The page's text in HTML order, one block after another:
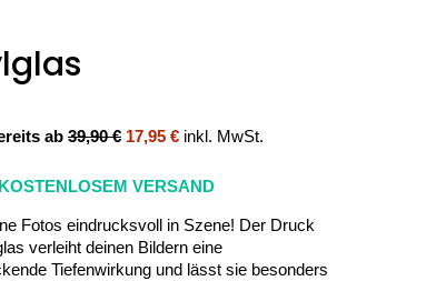
ab 39,90 € 17,95 € inkl. MwSt.
VERSAND
Fotos eindrucksvoll in Szene! Der Druck
verleiht deinen Bildern eine
Tiefenwirkung und lässt sie besonders